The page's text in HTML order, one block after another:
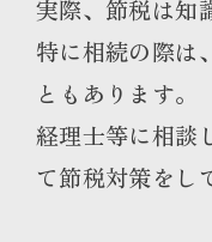
実際、節税は知
特に相続の際は
ともあります。
経理士等に相談
て節税対策をし